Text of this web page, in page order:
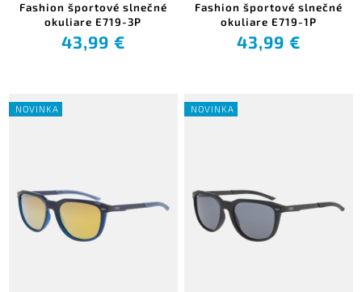
Fashion športové slnečné
okuliare E719-3P
43,99 €
Fashion športové slnečné
okuliare E719-1P
43,99 €
NOVINKA NOVINKA